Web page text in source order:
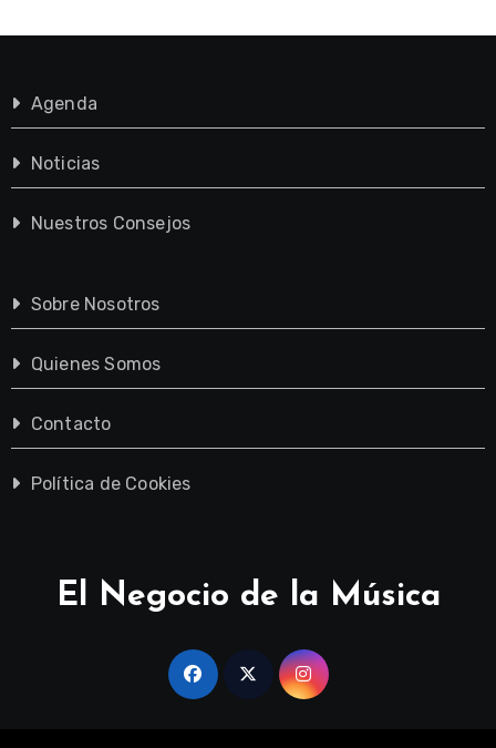
Agenda
Noticias
Nuestros Consejos
Sobre Nosotros
Quienes Somos
Contacto
Política de Cookies
El Negocio de la Música